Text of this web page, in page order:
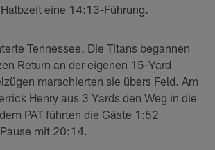
eine 14:13-Führung.
Tennessee. Die Titans begannen
Return an der eigenen 15-Yard
marschierten sie übers Feld. Am
Henry aus 3 Yards den Weg in die
PAT führten die Gäste 1:52
mit 20:14.